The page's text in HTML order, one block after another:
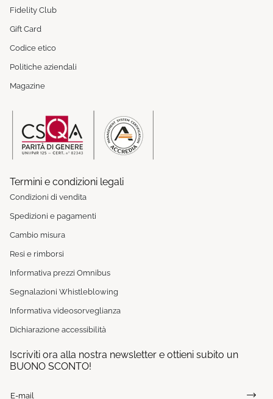
Fidelity Club
Gift Card
Codice etico
Politiche aziendali
Magazine
Termini e condizioni legali
Condizioni di vendita
Spedizioni e pagamenti
Cambio misura
Resi e rimborsi
Informativa prezzi Omnibus
Segnalazioni Whistleblowing
Informativa videosorveglianza
Dichiarazione accessibilità
Iscriviti ora alla nostra newsletter e ottieni subito un
BUONO SCONTO!
E-mail